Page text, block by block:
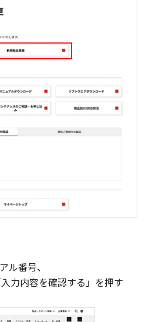
ル番号、
力内容を確認する」を押す